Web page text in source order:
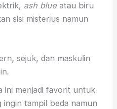
ash blue atau biru
sisi misterius namun
sejuk, dan maskulin
ini menjadi favorit untuk
ingin tampil beda namun